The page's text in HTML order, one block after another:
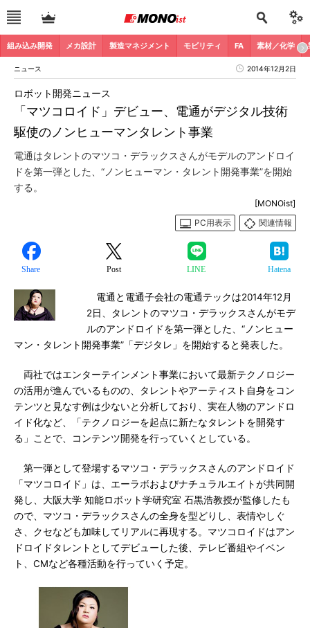
組み込み開発 メカ設計 製造マネジメント モビリティ FA 素材／化学
ニュース 2014年12月2日
「マツコロイド」デビュー、電通がデジタル技術
駆使のノンヒューマンタレント事業
ロボット開発ニュース
電通はタレントのマツコ・デラックスさんがモデルのアンドロイ
ドを第一弾とした、“ノンヒューマン・タレント開発事業”を開始
する。
[MONOist]
PC用表示
関連情報
Share Post LINE Hatena
電通と電通子会社の電通テックは2014年12月
2日、タレントのマツコ・デラックスさんがモデ
ルのアンドロイドを第一弾とした、“ノンヒュー
マン・タレント開発事業”「デジタレ」を開始すると発表した。
両社ではエンターテインメント事業において最新テクノロジー
の活用が進んでいるものの、タレントやアーティスト自身をコン
テンツと見なす例は少ないと分析しており、実在人物のアンドロ
イド化など、「テクノロジーを起点に新たなタレントを開発す
る」ことで、コンテンツ開発を行っていくとしている。
第一弾として登場するマツコ・デラックスさんのアンドロイド
「マツコロイド」は、エーラボおよびナチュラルエイトが共同開
発し、大阪大学 知能ロボット学研究室 石黒浩教授が監修したも
ので、マツコ・デラックスさんの全身を型どりし、表情やしぐ
さ、クセなども加味してリアルに再現する。マツコロイドはアン
ドロイドタレントとしてデビューした後、テレビ番組やイベン
ト、CMなど各種活動を行っていく予定。